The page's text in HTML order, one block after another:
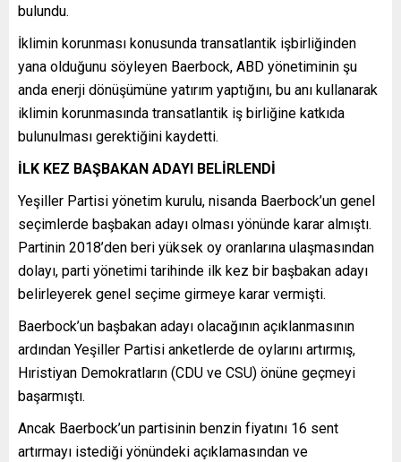
bulundu.
İklimin korunması konusunda transatlantik işbirliğinden
yana olduğunu söyleyen Baerbock, ABD yönetiminin şu
anda enerji dönüşümüne yatırım yaptığını, bu anı kullanarak
iklimin korunmasında transatlantik iş birliğine katkıda
bulunulması gerektiğini kaydetti.
İLK KEZ BAŞBAKAN ADAYI BELİRLENDİ
Yeşiller Partisi yönetim kurulu, nisanda Baerbock’un genel
seçimlerde başbakan adayı olması yönünde karar almıştı.
Partinin 2018’den beri yüksek oy oranlarına ulaşmasından
dolayı, parti yönetimi tarihinde ilk kez bir başbakan adayı
belirleyerek genel seçime girmeye karar vermişti.
Baerbock’un başbakan adayı olacağının açıklanmasının
ardından Yeşiller Partisi anketlerde de oylarını artırmış,
Hıristiyan Demokratların (CDU ve CSU) önüne geçmeyi
başarmıştı.
Ancak Baerbock’un partisinin benzin fiyatını 16 sent
artırmayı istediği yönündeki açıklamasından ve